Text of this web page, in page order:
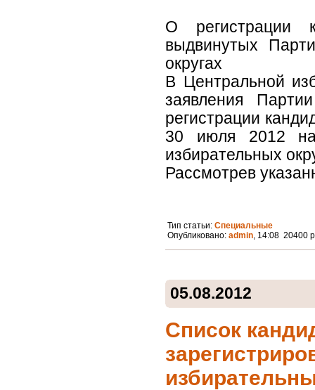
О регистрации
выдвинутых
округах
В Центральной
заявления
регистрации
30 июля 2012
избирательных
Рассмотрев
Тип статьи: Специальные
Опубликовано: admin, 14:08 20400
05.08.2012
Список